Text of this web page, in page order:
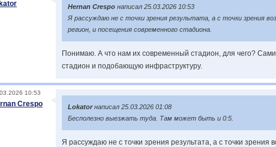
Hernan Crespo написал 25.03.2026 10:53
Я рассуждаю не с точки зрения результата, а с точки зрения
регион, и посещения современного стадиона.
Понимаю. А что нам их современный стадион, для чего?
стадион и подобающую инфраструктуру.
10:53
Crespo Lokatorнаписал 25.03.2026 01:08
Бесполезно выезжать туда. Там может быть и 0:5.
Я рассуждаю не с точки зрения результата, а с точки зрения